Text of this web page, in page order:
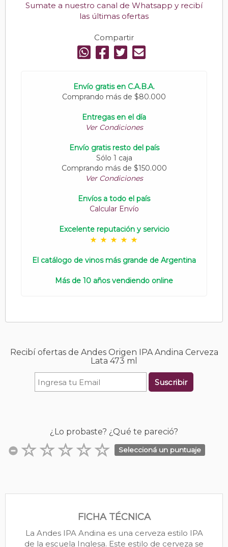
Sumate a nuestro canal de Whatsapp y recibí
las últimas ofertas
Compartir
Envío gratis en C.A.B.A.
Comprando más de $80.000
Entregas en el día
Ver Condiciones
Envío gratis resto del país
Sólo 1 caja
Comprando más de $150.000
Ver Condiciones
Envíos a todo el país
Calcular Envío
Excelente reputación y servicio
El catálogo de vinos más grande de Argentina
Más de 10 años vendiendo online
Recibí ofertas de Andes Origen IPA Andina Cerveza
Lata 473 ml
Suscribir
¿Lo probaste? ¿Qué te pareció?
Seleccioná un puntuaje
FICHA TÉCNICA
La Andes IPA Andina es una cerveza estilo IPA
de la escuela Inglesa. Este estilo de cerveza se